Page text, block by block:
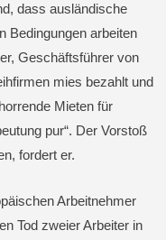
dass ausländische
Bedingungen arbeiten
Geschäftsführer von
mies bezahlt und
Mieten für
pur“. Der Vorstoß
fordert er.
Arbeitnehmer
Tod zweier Arbeiter in